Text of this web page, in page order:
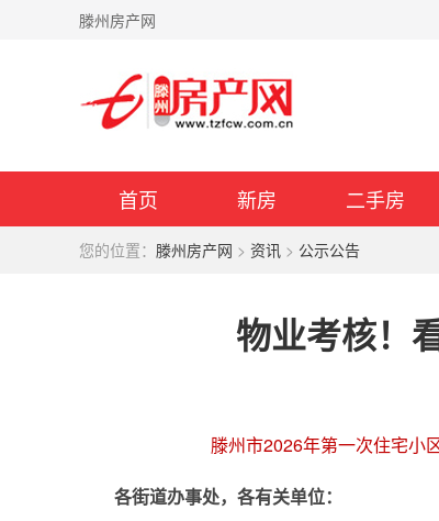
滕州房产网
首页 新房 二手房
您的位置： 滕州房产网 > 资讯 > 公示公告
物业考核！
滕州市2026年第一次住宅小
各街道办事处，各有关单位：